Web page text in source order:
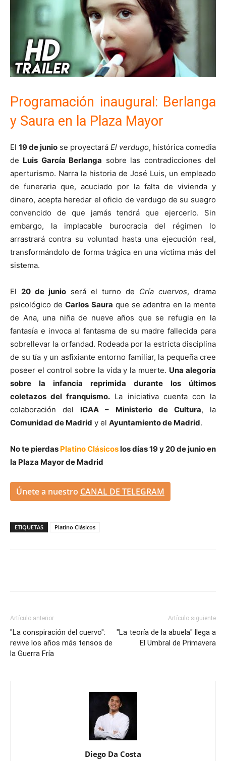
Programación inaugural: Berlanga
y Saura en la Plaza Mayor
El 19 de junio se proyectará El verdugo, histórica comedia
de Luis García Berlanga sobre las contradicciones del
aperturismo. Narra la historia de José Luis, un empleado
de funeraria que, acuciado por la falta de vivienda y
dinero, acepta heredar el oficio de verdugo de su suegro
convencido de que jamás tendrá que ejercerlo. Sin
embargo, la implacable burocracia del régimen lo
arrastrará contra su voluntad hasta una ejecución real,
transformándolo de forma trágica en una víctima más del
sistema.
El 20 de junio será el turno de Cría cuervos, drama
psicológico deCarlos Saura que se adentra en la mente
de Ana, una niña de nueve años que se refugia en la
fantasía e invoca al fantasma de su madre fallecida para
sobrellevar la orfandad. Rodeada por la estricta disciplina
de su tía y un asfixiante entorno familiar, la pequeña cree
poseer el control sobre la vida y la muerte. Una alegoría
sobre la infancia reprimida durante los últimos
coletazos del franquismo. La iniciativa cuenta con la
colaboración del ICAA – Ministerio de Cultura, la
Comunidad de Madrid y el Ayuntamiento de Madrid.
No te pierdas Platino Clásicoslos días 19 y 20 de junio en
la Plaza Mayor de Madrid
Únete a nuestro CANAL DE TELEGRAM
ETIQUETAS Platino Clásicos
Artículo anterior
"La conspiración del cuervo":
revive los años más tensos de
la Guerra Fría
Artículo siguiente
"La teoría de la abuela" llega a
El Umbral de Primavera
Diego Da Costa